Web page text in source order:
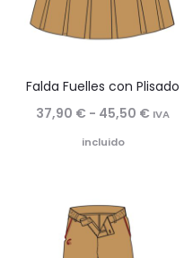
Falda Fuelles con Plisado
37,90 € - 45,50 € Rango
IVA
incluido